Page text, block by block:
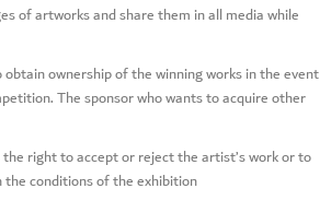
of artworks and share them in all media while
ownership of the winning works in the event
The sponsor who wants to acquire other
right to accept or reject the artist’s work or to
the conditions of the exhibition